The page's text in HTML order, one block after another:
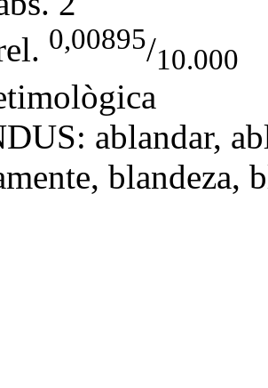
0,00895/10.000
ablandar,
, blandeza,